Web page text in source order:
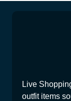
Live
outfit items